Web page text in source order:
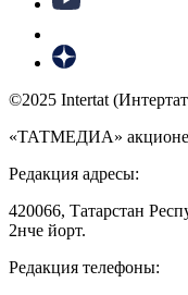
©2025 Intertat
«ТАТМЕДИА»
Редакция адресы:
420066, Татарстан
2нче йорт.
Редакция телефоны: